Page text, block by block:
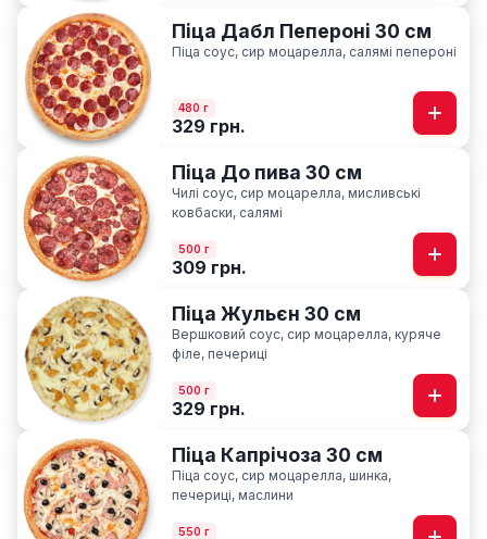
Піца Дабл Пепероні 30 см
Піца соус, сир моцарелла, салямі пепероні
480 г
329 грн.
Піца До пива 30 см
Чилі соус, сир моцарелла, мисливські
ковбаски, салямі
500 г
309 грн.
Піца Жульєн 30 см
Вершковий соус, сир моцарелла, куряче
філе, печериці
500 г
329 грн.
Піца Капрічоза 30 см
Піца соус, сир моцарелла, шинка,
печериці, маслини
550 г